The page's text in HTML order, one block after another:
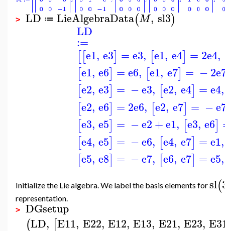
> LD ≔ LieAlgebraData(M, sl3)
LD
:=
[[e1, e3] =e3, [e1, e4] = 2e4,
[e1, e6] =e6, [e1, e7] = −2
[e2, e3] = −e3, [e2, e4] =e4,
[e2, e6] = 2e6, [e2, e7] = −
[e3, e5] = −e2+e1, [e3, e6]
[e4, e5] = −e6, [e4, e7] =e1,
[e5, e8] = −e7, [e6, e7] =e5,
Initialize the Lie algebra. We label the basis elements forsl(
representation.
> DGsetup
(LD, [E11, E22, E12, E13, E21, E23,